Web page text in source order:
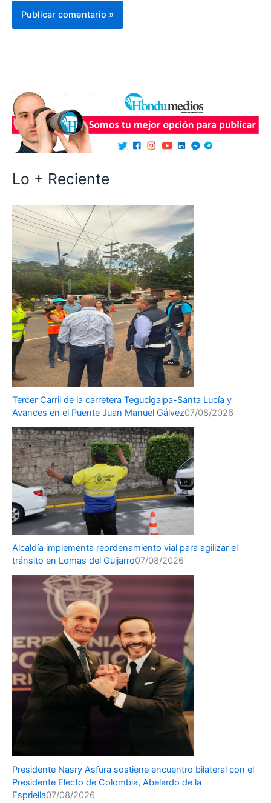
Lo + Reciente
Tercer Carril de la carretera Tegucigalpa-Santa Lucía y
Avances en el Puente Juan Manuel Gálvez07/08/2026
Alcaldía implementa reordenamiento vial para agilizar el
tránsito en Lomas del Guijarro07/08/2026
Presidente Nasry Asfura sostiene encuentro bilateral con el
Presidente Electo de Colombia, Abelardo de la
Espriella07/08/2026